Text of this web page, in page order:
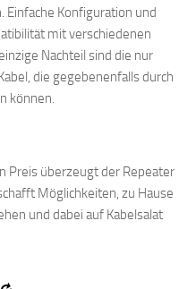
Konfiguration und
mit verschiedenen
Nachteil sind die nur
die gegebenenfalls durch
können.
Preis überzeugt der Repeater
Möglichkeiten, zu Hause
und dabei auf Kabelsalat